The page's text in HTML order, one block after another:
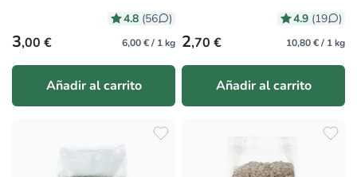
4.8 (56 )
Precio habitual
3,00 € 6,00 € / 1 kg
Añadir al carrito
4.9 (19 )
Precio habitual
2,70 € 10,80 € / 1 kg
Añadir al carrito